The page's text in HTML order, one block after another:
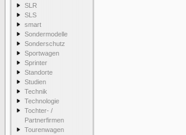
SLR
SLS
smart
Sondermodelle
Sonderschutz
Sportwagen
Sprinter
Standorte
Studien
Technik
Technologie
Tochter- /
Partnerfirmen
Tourenwagen